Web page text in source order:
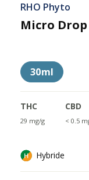
RHO Phyto
Micro Drop
30ml
THC
29 mg/g
CBD
< 0.5
Hybride